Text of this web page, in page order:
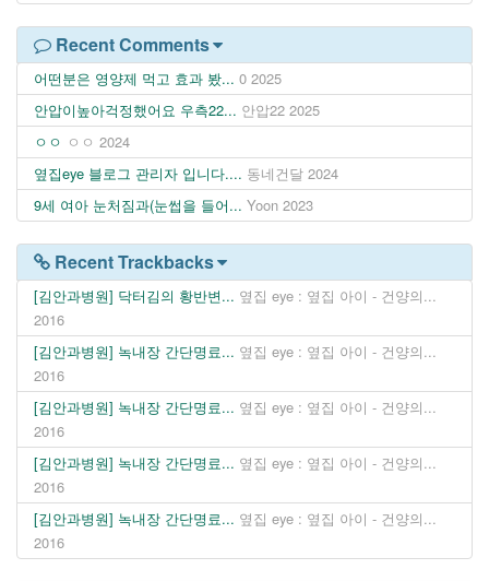
Recent Comments
어떤분은 영양제 먹고 효과 봤... 0 2025
안압이높아걱정했어요 우측22... 안압22 2025
ㅇㅇ ㅇㅇ 2024
옆집eye 블로그 관리자 입니다.... 동네건달 2024
9세 여아 눈처짐과(눈썹을 들어... Yoon 2023
Recent Trackbacks
[김안과병원] 닥터김의 황반변... 옆집 eye : 옆집 아이 - 건양의...
2016
[김안과병원] 녹내장 간단명료... 옆집 eye : 옆집 아이 - 건양의...
2016
[김안과병원] 녹내장 간단명료... 옆집 eye : 옆집 아이 - 건양의...
2016
[김안과병원] 녹내장 간단명료... 옆집 eye : 옆집 아이 - 건양의...
2016
[김안과병원] 녹내장 간단명료... 옆집 eye : 옆집 아이 - 건양의...
2016